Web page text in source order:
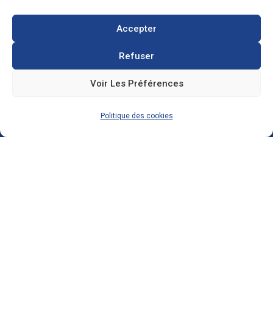
Accepter
Refuser
Voir Les Préférences
Politique des cookies
FRANCE